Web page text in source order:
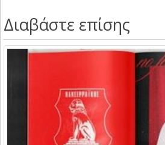
Διαβάστε επίσης